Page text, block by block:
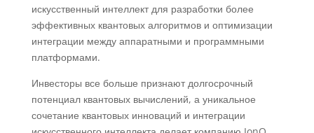
искусственный интеллект для разработки более
эффективных квантовых алгоритмов и оптимизации
интеграции между аппаратными и программными
платформами.
Инвесторы все больше признают долгосрочный
потенциал квантовых вычислений, а уникальное
сочетание квантовых инноваций и интеграции